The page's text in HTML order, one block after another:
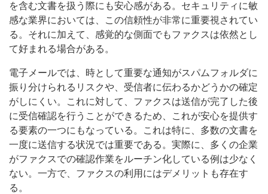
を含む文書を扱う際にも安心感がある。セキュリティに敏
感な業界においては、この信頼性が非常に重要視されてい
る。それに加えて、感覚的な側面でもファクスは依然とし
て好まれる場合がある。
電子メールでは、時として重要な通知がスパムフォルダに
振り分けられるリスクや、受信者に伝わるかどうかの確定
がしにくい。これに対して、ファクスは送信が完了した後
に受信確認を行うことができるため、これが安心を提供す
る要素の一つにもなっている。これは特に、多数の文書を
一度に送信する状況では重要である。実際に、多くの企業
がファクスでの確認作業をルーチン化している例は少なく
ない。一方で、ファクスの利用にはデメリットも存在す
る。